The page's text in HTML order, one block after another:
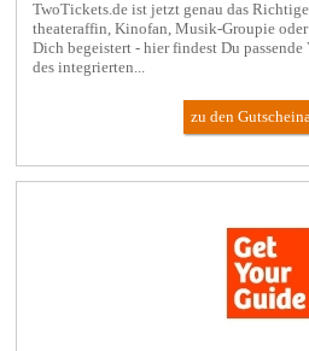
TwoTickets.de ist jetzt genau das
theateraffin, Kinofan, Musik-Groupie
Dich begeistert - hier findest Du
des integrierten...
zu den